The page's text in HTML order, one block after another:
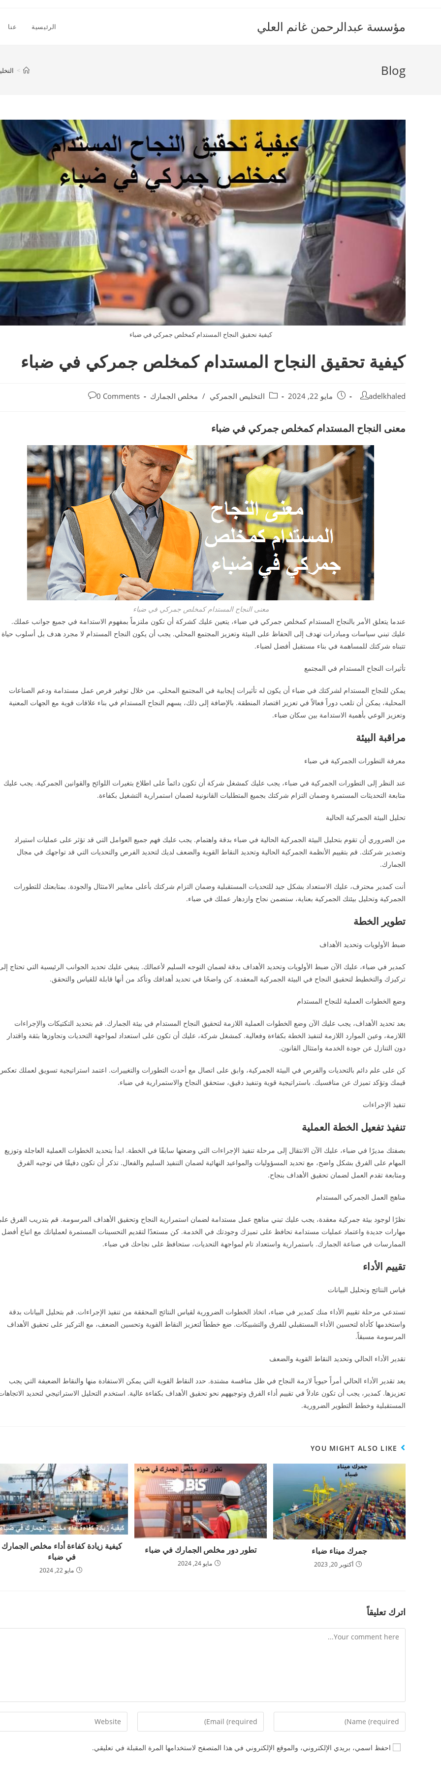
مؤسسة عبدالرحمن غانم العلي الرئيسية عنا
Blog
>
كيفية تحقيق النجاح المستدام كمخلص جمركي في ضباء
كيفية تحقيق النجاح المستدام كمخلص جمركي في ضباء
Post
adelkhaled
Post
مايو 22, 2024
Post
التخليص الجمركي / مخلص الجمارك
Post
0 Comments
معنى النجاح المستدام كمخلص جمركي في ضباء
معنى النجاح المستدام كمخلص جمركي في ضباء
عندما يتعلق الأمر بالنجاح المستدام كمخلص جمركي في ضباء، يتعين عليك كشركة أن تكون ملتزماً بمفهوم الاستدامة في جميع جوانب عملك.
عليك تبني سياسات ومبادرات تهدف إلى الحفاظ على البيئة وتعزيز المجتمع المحلي. يجب أن يكون النجاح المستدام لا مجرد هدف بل أسلوب حياة
تتبناه شركتك للمساهمة في بناء مستقبل أفضل لضباء.
تأثيرات النجاح المستدام في المجتمع
يمكن للنجاح المستدام لشركتك في ضباء أن يكون له تأثيرات إيجابية في المجتمع المحلي. من خلال توفير فرص عمل مستدامة ودعم الصناعات
المحلية، يمكن أن تلعب دوراً فعالاً في تعزيز اقتصاد المنطقة. بالإضافة إلى ذلك، يسهم النجاح المستدام في بناء علاقات قوية مع الجهات المعنية
وتعزيز الوعي بأهمية الاستدامة بين سكان ضباء.
مراقبة البيئة
معرفة التطورات الجمركية في ضباء
عند النظر إلى التطورات الجمركية في ضباء، يجب عليك كمشغل شركة أن تكون دائماً على اطلاع بتغيرات اللوائح والقوانين الجمركية. يجب عليك
متابعة التحديثات المستمرة وضمان التزام شركتك بجميع المتطلبات القانونية لضمان استمرارية التشغيل بكفاءة.
تحليل البيئة الجمركية الحالية
من الضروري أن تقوم بتحليل البيئة الجمركية الحالية في ضباء بدقة واهتمام. يجب عليك فهم جميع العوامل التي قد تؤثر على عمليات استيراد
وتصدير شركتك. قم بتقييم الأنظمة الجمركية الحالية وتحديد النقاط القوية والضعف لديك لتحديد الفرص والتحديات التي قد تواجهك في مجال
الجمارك.
أنت كمدير محترف، عليك الاستعداد بشكل جيد للتحديات المستقبلية وضمان التزام شركتك بأعلى معايير الامتثال والجودة. بمتابعتك للتطورات
الجمركية وتحليل بيئتك الجمركية بعناية، ستضمن نجاح وازدهار عملك في ضباء.
تطوير الخطة
ضبط الأولويات وتحديد الأهداف
كمدير في ضباء، عليك الآن ضبط الأولويات وتحديد الأهداف بدقة لضمان التوجه السليم لأعمالك. ينبغي عليك تحديد الجوانب الرئيسية التي تحتاج
تركيزك والتخطيط لتحقيق النجاح في البيئة الجمركية المعقدة. كن واضحًا في تحديد أهدافك وتأكد من أنها قابلة للقياس والتحقق.
وضع الخطوات العملية للنجاح المستدام
بعد تحديد الأهداف، يجب عليك الآن وضع الخطوات العملية اللازمة لتحقيق النجاح المستدام في بيئة الجمارك. قم بتحديد التكتيكات والإجراءات
اللازمة، وعين الموارد اللازمة لتنفيذ الخطة بكفاءة وفعالية. كمشغل شركة، عليك أن تكون على استعداد لمواجهة التحديات وتجاوزها بثقة واقتدار
دون التنازل عن جودة الخدمة وامتثال القانون.
كن على علم دائم بالتحديات والفرص في البيئة الجمركية، وابق على اتصال مع أحدث التطورات والتغييرات. اعتمد استراتيجية تسويق لعملك
قيمك وتؤكد تميزك عن منافسيك. باستراتيجية قوية وتنفيذ دقيق، ستحقق النجاح والاستمرارية في ضباء.
تنفيذ الإجراءات
تنفيذ تفعيل الخطة العملية
بصفتك مديرًا في ضباء، عليك الآن الانتقال إلى مرحلة تنفيذ الإجراءات التي وضعتها سابقًا في الخطة. ابدأ بتحديد الخطوات العملية العاجلة وتوزيع
المهام على الفرق بشكل واضح، مع تحديد المسؤوليات والمواعيد النهائية لضمان التنفيذ السليم والفعال. تذكر أن تكون دقيقًا في توجيه الفرق
ومتابعة تقدم العمل لضمان تحقيق الأهداف بنجاح.
مناهج العمل الجمركي المستدام
نظرًا لوجود بيئة جمركية معقدة، يجب عليك تبني مناهج عمل مستدامة لضمان استمرارية النجاح وتحقيق الأهداف المرسومة. قم بتدريب الفرق
مهارات جديدة واعتماد عمليات مستدامة تحافظ على تميزك وجودتك في الخدمة. كن مستعدًا لتقديم التحسينات المستمرة لعملياتك مع اتباع أفضل
الممارسات في صناعة الجمارك. باستمرارية واستعداد تام لمواجهة التحديات، ستحافظ على نجاحك في ضباء.
تقييم الأداء
قياس النتائج وتحليل البيانات
تستدعي مرحلة تقييم الأداء منك كمدير في ضباء، اتخاذ الخطوات الضرورية لقياس النتائج المحققة من تنفيذ الإجراءات. قم بتحليل البيانات بدقة
واستخدمها كأداة لتحسين الأداء المستقبلي للفرق والتشبيكات. ضع خططاً لتعزيز النقاط القوية وتحسين الضعف، مع التركيز على تحقيق الأهداف
المرسومة مسبقاً.
تقدير الأداء الحالي وتحديد النقاط القوية والضعف
يعد تقدير الأداء الحالي أمراً حيوياً لازمة النجاح في ظل منافسة مشتدة. حدد النقاط القوية التي يمكن الاستفادة منها والنقاط الضعيفة التي يجب
تعزيزها. كمدير، يجب أن تكون عادلاً في تقييم أداء الفرق وتوجيههم نحو تحقيق الأهداف بكفاءة عالية. استخدم التحليل الاستراتيجي لتحديد
المستقبلية وخطط التطوير الضرورية.
YOU MIGHT ALSO LIKE
كيفية زيادة كفاءة أداء مخلص الجمارك
في ضباء
مايو 22, 2024
تطور دور مخلص الجمارك في ضباء
مايو 24, 2024
جمرك ميناء ضباء
أكتوبر 20, 2023
اترك تعليقاً
Comment
Enter
your
name
or
Enter
your
address
Enter
your
URL
احفظ اسمي، بريدي الإلكتروني، والموقع الإلكتروني في هذا المتصفح لاستخدامها المرة المقبلة في تعليقي.